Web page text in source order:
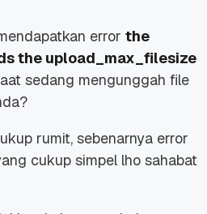
error the
the upload_max_filesize
sedang mengunggah file
rumit, sebenarnya error
cukup simpel lho sahabat